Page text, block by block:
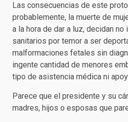
Las consecuencias de este
probablemente, la muerte de
a la hora de dar a luz, decidan no
sanitarios por temor a ser
malformaciones fetales sin
ingente cantidad de menores
tipo de asistencia médica ni
Parece que el presidente y su
madres, hijos o esposas que